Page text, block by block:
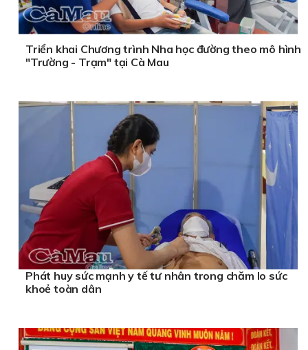
Triển khai Chương trình Nha học đường theo mô hình
"Trường - Trạm" tại Cà Mau
Phát huy sức mạnh y tế tư nhân trong chăm lo sức
khoẻ toàn dân